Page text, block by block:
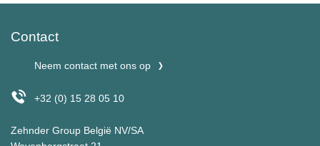
Contact
Neem contact met ons op
+32 (0) 15 28 05 10
Zehnder Group België NV/SA